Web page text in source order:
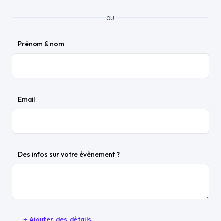
ou
Prénom & nom
Email
Des infos sur votre évènement ?
+ Ajouter des détails